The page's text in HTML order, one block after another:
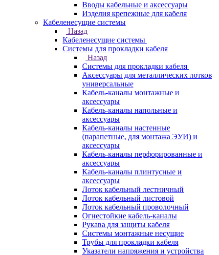
Вводы кабельные и аксессуары
Изделия крепежные для кабеля
Кабеленесущие системы
Назад
Кабеленесущие системы
Системы для прокладки кабеля
Назад
Системы для прокладки кабеля
Аксессуары для металлических лотков
универсальные
Кабель-каналы монтажные и
аксессуары
Кабель-каналы напольные и
аксессуары
Кабель-каналы настенные
(парапетные, для монтажа ЭУИ) и
аксессуары
Кабель-каналы перфорированные и
аксессуары
Кабель-каналы плинтусные и
аксессуары
Лоток кабельный лестничный
Лоток кабельный листовой
Лоток кабельный проволочный
Огнестойкие кабель-каналы
Рукава для защиты кабеля
Системы монтажные несущие
Трубы для прокладки кабеля
Указатели напряжения и устройства